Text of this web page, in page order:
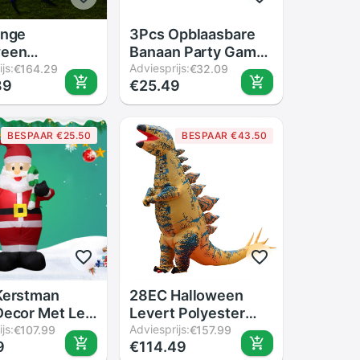
Spider
Met
Led
Decor
Outdoor
€164.29
3Pcs Opblaasbare
Banaan Party Game
Voor Bridal Shower
Engagement
Zwembad
Adviesprijs:€32.09
€25.49
BESPAAR €25.50
Met Led
Voor
€107.99
BESPAAR €43.50
28EC Halloween
Levert Polyester
Kids Opblaasbare
Kostuum Full Body
Adviesprijs:€157.99
€114.49